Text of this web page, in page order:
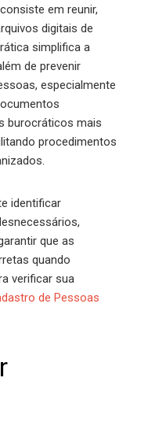
em reunir,
digitais de
simplifica a
de prevenir
especialmente
burocráticos mais
procedimentos
identificar
que as
quando
verificar sua
de Pessoas